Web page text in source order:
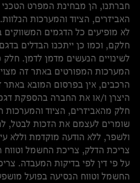
חברתנו, הן מבחינת המפרט הטכני
האביזרים, הציוד והמערכות
לא מופיעים כל הדגמים
חלקם, וכמו כן ייתכנו הבדלים
לשינויים הנעשים מדמן לדמן. חלק
המערכות המפורטים באתר זה
הרכבים, אין בפרסום המובא באתר
היצרן ו/או את החברה בהספקת
חלק מהאביזרים, הציוד והמערכות
שומרים לעצמם את הזכות לבטל,
ולשפר, ללא הודעה מוקדמת וללא
צריכת הדלק, צריכת החשמל
על פי דין לפי בדיקות המעבדה.
החשמל וטווח הנסיעה בפועל